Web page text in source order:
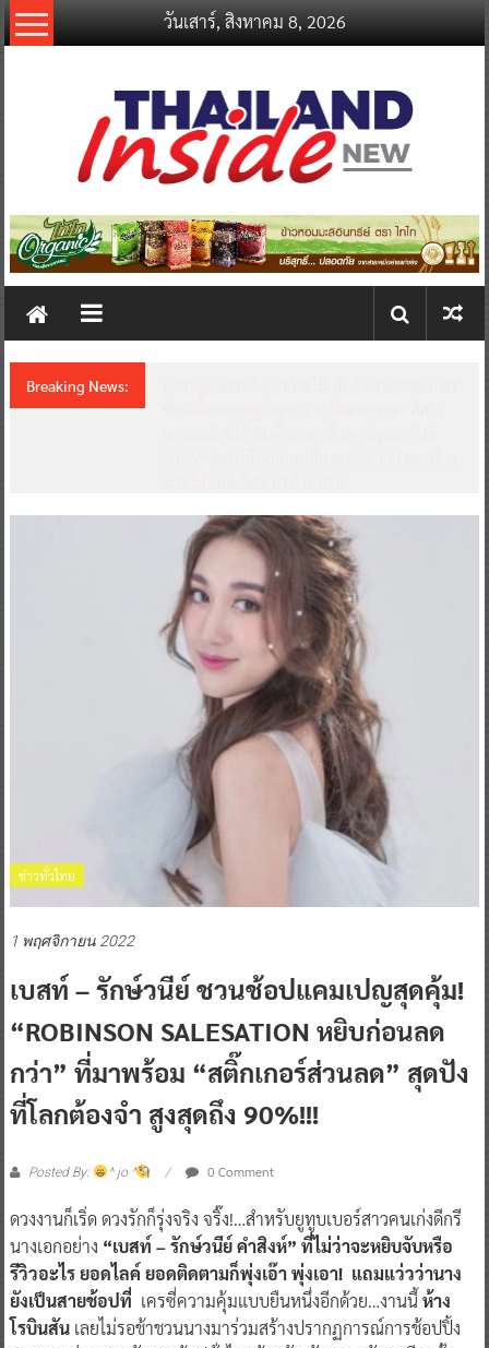
Skip
to
วันเสาร์, สิงหาคม 8, 2026
thailandinsidenew.com
Thailand
New
Breaking News:
1 พฤศจิกายน 2022
เบสท์ – รักษ์วนีย์ ชวนช้อปแคมเปญสุดคุ้ม!
“ROBINSON SALESATION หยิบก่อนลด
กว่า” ที่มาพร้อม “สติ๊กเกอร์ส่วนลด” สุดปัง
ที่โลกต้องจำ สูงสุดถึง 90%!!!
Posted By: ^ jo ^ 0 Comment
ดวงงานก็เริ่ด ดวงรักก็รุ่งจริง จริ๊ง!…สำหรับยูทูบเบอร์สาวคนเก่งดีกรี
รีวิวอะไร ยอดไลค์ ยอดติดตามก็พุ่งเอ๊า พุ่งเอา! แถมแว่วว่านาง
ยังเป็นสายช้อปที่เครซี่ความคุ้มแบบยืนหนึ่งอีกด้วย…งานนี้ห้าง
โรบินสันเลยไม่รอช้าชวนนางมาร่วมสร้างปรากฏการณ์การช้อปปิ้ง
สุดสนุกแก่ครอบครัวสายช้อปทั่วไทยด้วยกัน กับการกลับมาอีกครั้ง
ของซิกเนเจอร์แคมเปญสุดคุ้ม!“ROBINSON SALESATION